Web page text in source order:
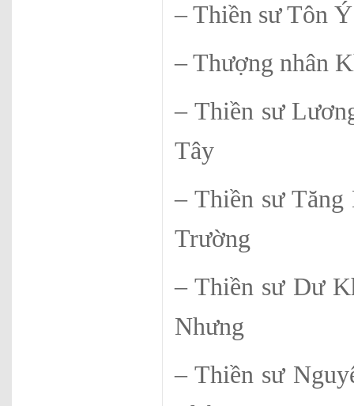
– Thiền sư
– Thượng
– Thiền sư
Tây
– Thiền sư
Trường
– Thiền sư
Nhưng
– Thiền sư